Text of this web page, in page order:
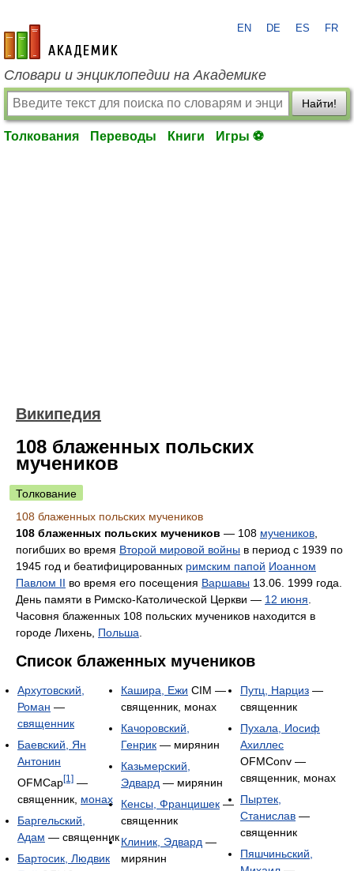
academic.ru
EN DE ES FR
Словари и энциклопедии на Академике
Найти!
Толкования Переводы Книги Игры ⚽
Википедия
108 блаженных польских
мучеников
Толкование
108 блаженных польских мучеников
108 блаженных польских мучеников — 108 мучеников
погибших во время Второй мировой войны в период с 1939 по
1945 год и беатифицированных римским папой Иоанном
Павлом II во время его посещения Варшавы 13.06. 1999 года.
День памяти в Римско-Католической Церкви — 12 июня
Часовня блаженных 108 польских мучеников находится в
городе Лихень, Польша
Список блаженных мучеников
Архутовский,
Роман —
священник
Баевский, Ян
Антонин
OFMCap[1] —
священник, монах
Баргельский,
Адам — священник
Бартосик, Людвик
Кашира, Ежи CIM —
священник, монах
Качоровский,
Генрик — мирянин
Казьмерский,
Эдвард — мирянин
Кенсы, Францишек —
священник
Клиник, Эдвард —
мирянин
Путц, Нарциз —
священник
Пухала, Иосиф
Ахиллес
OFMConv —
священник, монах
Пыртек,
Станислав —
священник
Пяшчиньский,